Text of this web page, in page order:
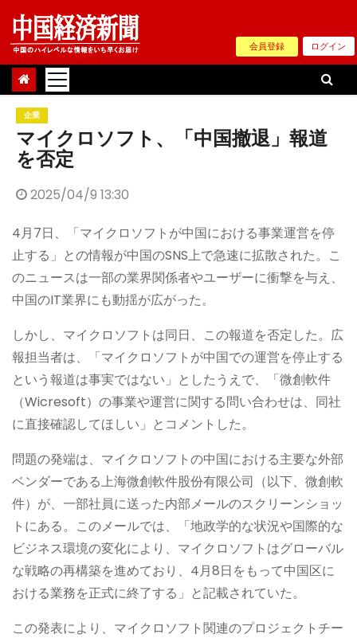
Skip
content
会員登録 ログイン
企業
マイクロソフト、「中国撤退」報道
を否定
2025/04/9 13:30
4月7日、「マイクロソフトが中国における事業運営を停
止する」との情報が中国のSNS上で急速に拡散された。こ
のニュースは一部の業界関係者やユーザーに衝撃を与え、
中国のIT業界にも動揺が広がった。
しかし、マイクロソフトは同日、この報道を否定した。広
報担当者は、「マイクロソフトが中国での運営を停止する
という報道は事実ではない」としたうえで、「微創軟件
（Wicresoft）の事業や運営に関する問い合わせは、同社
に直接確認してほしい」とコメントした。
問題の発端は、マイクロソフトの中国における主要な外部
ベンダーである上海微創軟件股份有限公司（以下、微創軟
件）が、一部社員に送った内部メールのスクリーンショッ
トにある。このメールでは、「地政学的な状況や国際的な
ビジネス環境の変化により、マイクロソフトはグローバル
な戦略の再構築を進めており、4月8日をもって中国区に
おける業務を正式に終了する」と記載されていた。
この発表により、マイクロソフト関連のプロジェクトチー